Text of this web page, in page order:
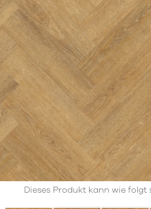
Dieses Produkt kann wie folgt